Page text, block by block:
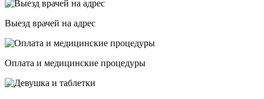
Выезд врачей на адрес
Оплата и медицинские процедуры